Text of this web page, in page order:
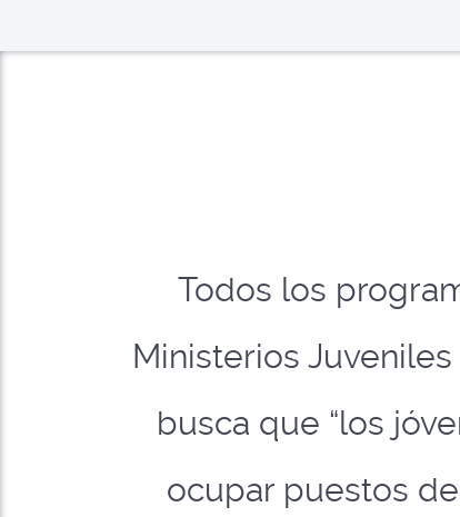
Todos los
Ministerios
busca que “los
ocupar puestos